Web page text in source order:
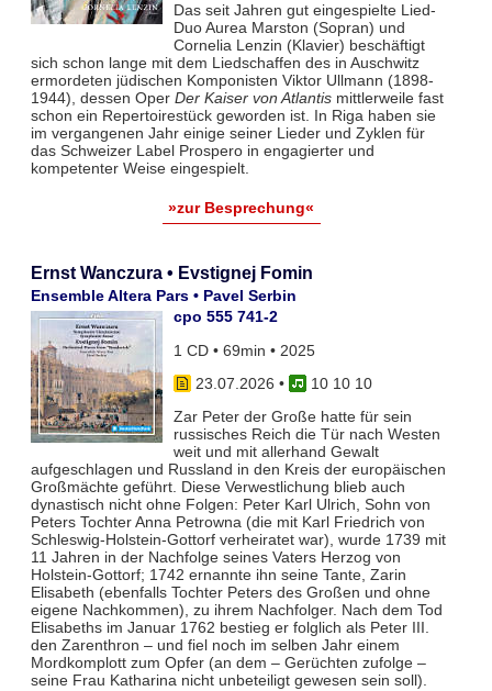
Das seit Jahren gut eingespielte Lied-
Duo Aurea Marston (Sopran) und
Cornelia Lenzin (Klavier) beschäftigt
sich schon lange mit dem Liedschaffen des in Auschwitz
ermordeten jüdischen Komponisten Viktor Ullmann (1898-
1944), dessen Oper Der Kaiser von Atlantismittlerweile fast
schon ein Repertoirestück geworden ist. In Riga haben sie
im vergangenen Jahr einige seiner Lieder und Zyklen für
das Schweizer Label Prospero in engagierter und
kompetenter Weise eingespielt.
»zur Besprechung«
Ernst Wanczura • Evstignej Fomin
Ensemble Altera Pars • Pavel Serbin
cpo 555 741-2
1 CD • 69min • 2025
23.07.2026 •
10 10 10
Zar Peter der Große hatte für sein
russisches Reich die Tür nach Westen
weit und mit allerhand Gewalt
aufgeschlagen und Russland in den Kreis der europäischen
Großmächte geführt. Diese Verwestlichung blieb auch
dynastisch nicht ohne Folgen: Peter Karl Ulrich, Sohn von
Peters Tochter Anna Petrowna (die mit Karl Friedrich von
Schleswig-Holstein-Gottorf verheiratet war), wurde 1739 mit
11 Jahren in der Nachfolge seines Vaters Herzog von
Holstein-Gottorf; 1742 ernannte ihn seine Tante, Zarin
Elisabeth (ebenfalls Tochter Peters des Großen und ohne
eigene Nachkommen), zu ihrem Nachfolger. Nach dem Tod
Elisabeths im Januar 1762 bestieg er folglich als Peter III.
den Zarenthron – und fiel noch im selben Jahr einem
Mordkomplott zum Opfer (an dem – Gerüchten zufolge –
seine Frau Katharina nicht unbeteiligt gewesen sein soll).